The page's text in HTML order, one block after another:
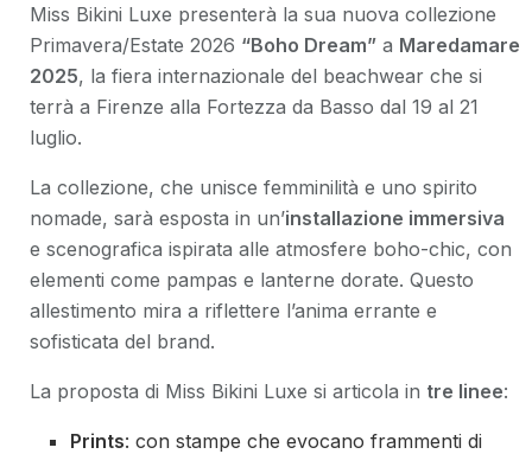
Miss Bikini Luxe presenterà la sua nuova collezione
Primavera/Estate 2026 “Boho Dream” a Maredamare
2025, la fiera internazionale del beachwear che si
terrà a Firenze alla Fortezza da Basso dal 19 al 21
luglio.
La collezione, che unisce femminilità e uno spirito
nomade, sarà esposta in un’installazione immersiva
e scenografica ispirata alle atmosfere boho-chic, con
elementi come pampas e lanterne dorate. Questo
allestimento mira a riflettere l’anima errante e
sofisticata del brand.
La proposta di Miss Bikini Luxe si articola in tre linee:
Prints: con stampe che evocano frammenti di